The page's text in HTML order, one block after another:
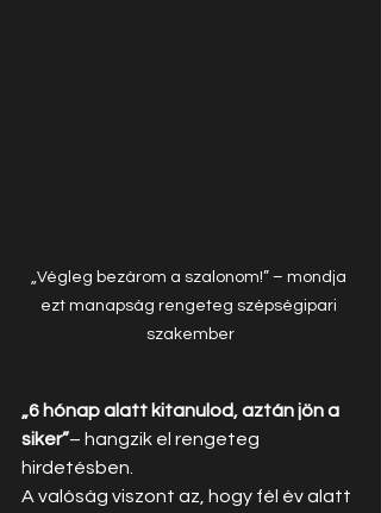
„Végleg bezárom a szalonom!” – mondja
ezt manapság rengeteg szépségipari
szakember
„6 hónap alatt kitanulod, aztán jön a
siker”– hangzik el rengeteg
hirdetésben.
A valóság viszont az, hogy fél év alatt